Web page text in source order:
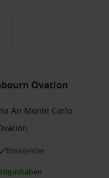
Ovation
An Monte Carlo
Trinkgelder